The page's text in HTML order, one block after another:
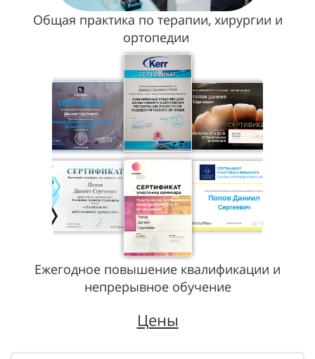
Общая практика по терапии, хирургии и
ортопедии
Ежегодное повышение квалификации и
непрерывное обучение
Цены